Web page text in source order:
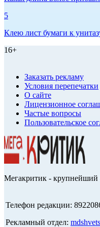
5
Клею лист бумаги к
16+
Заказать рекламу
Условия перепечатки
О сайте
Лицензионное
Частые вопросы
Пользовательское
Мегакритик - крупнейший
Телефон редакции:
Рекламный отдел: